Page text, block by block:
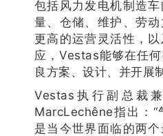
包括风力发电机制造
量、仓储、维护、劳
更高的运营灵活性，
应，Vestas能够在任
良方案、设计、并开展
Vestas执行副总裁
MarcLechêne指出：“
是当今世界面临的两